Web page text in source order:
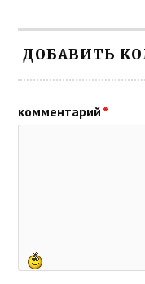
ДОБАВИТЬ
комментарий *